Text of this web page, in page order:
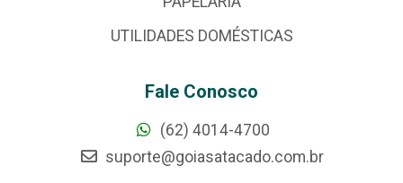
UTILIDADES DOMÉSTICAS
Fale Conosco
(62) 4014-4700
suporte@goiasatacado.com.br